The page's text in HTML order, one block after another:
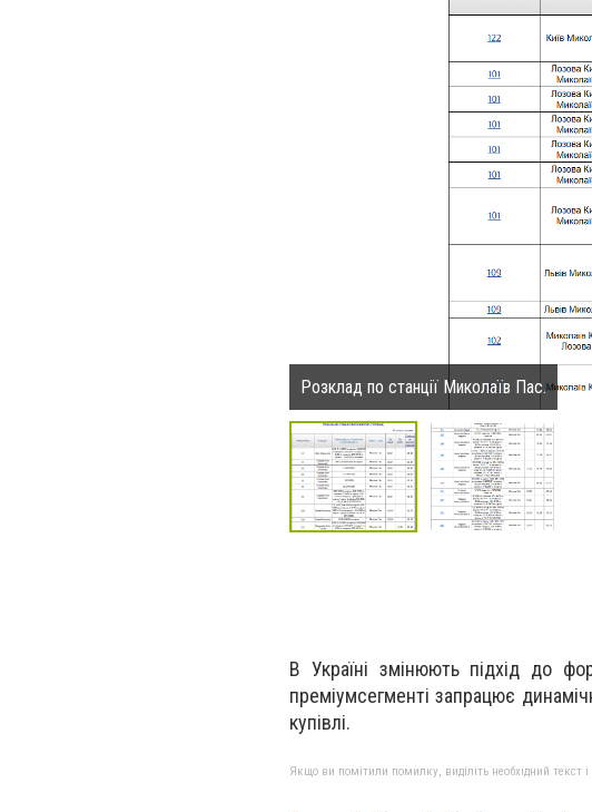
Розклад по станції Миколаїв Пас.
В Україні змінюють підхід до
преміумсегменті запрацює
купівлі.
Якщо ви помітили помилку, виділіть необхідний текст